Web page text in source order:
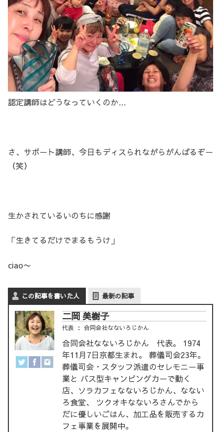
認定講師はどうなっていくのか…
さ、サポート講師、今日もディスられながらがんばるぞー
（笑）
生かされているいのちに感謝
「生きてるだけでまるもうけ」
ciao〜
この記事を書いた人 最新の記事
二岡 美樹子
代表 ： 合同会社なないろじかん
合同会社なないろじかん 代表。 1974
年11月7日京都生まれ。 葬儀司会23年。
葬儀司会・スタッフ派遣のセレモニー事
業と バス型キャンピングカーで動く
店、ソラカフェなないろじかん、なない
ろ食堂、 ツクオキなないろさんでから
だに優しいごはん、加工品を販売するカ
フェ事業を展開中。